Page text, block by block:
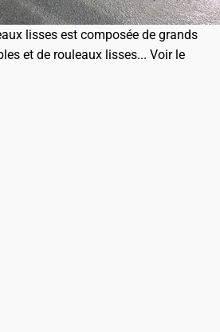
lisses est composée de grands
et de rouleaux lisses... Voir le